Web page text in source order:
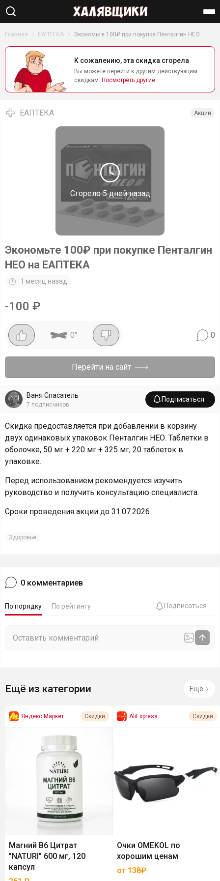
Найти
Главная ЕАПТЕКА Экономьте 100₽ при покупке Пенталгин НЕО
К сожалению, эта скидка сгорела
Вы можете перейти к другим действующим
скидкам. Посмотреть другие
Сгорело5 дней назад
ЕАПТЕКА Акции
Экономьте 100₽ при покупке Пенталгин
НЕО на ЕАПТЕКА
1 месяц назад
-100 ₽
0° 0
Перейти на сайт
Ваня Спасатель
7 подписчиков
Подписаться
Скидка предоставляется при добавлении в корзину
двух одинаковых упаковок Пенталгин НЕО. Таблетки в
оболочке, 50 мг + 220 мг + 325 мг, 20 таблеток в
упаковке.
Перед использованием рекомендуется изучить
руководство и получить консультацию специалиста.
Сроки проведения акции до 31.07.2026
Здоровье
0 комментариев
По порядку По рейтингу Подписаться
Ещё из категории Ещё
Яндекс Маркет Скидки
Магний В6 Цитрат
"NATURI" 600 мг, 120
капсул
AliExpress Скидки
Очки OMEKOL по
хорошим ценам
от 138₽